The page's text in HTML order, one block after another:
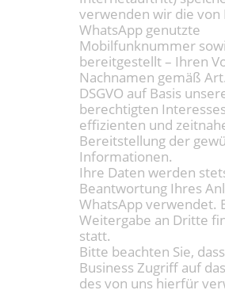
verwenden wir die von
WhatsApp genutzte
Mobilfunknummer
bereitgestellt – Ihren
Nachnamen gemäß
DSGVO auf Basis
berechtigten
effizienten und
Bereitstellung der
Informationen.
Ihre Daten werden
Beantwortung Ihres
WhatsApp verwendet.
Weitergabe an Dritte
statt.
Bitte beachten Sie,
Business Zugriff auf
des von uns hierfür